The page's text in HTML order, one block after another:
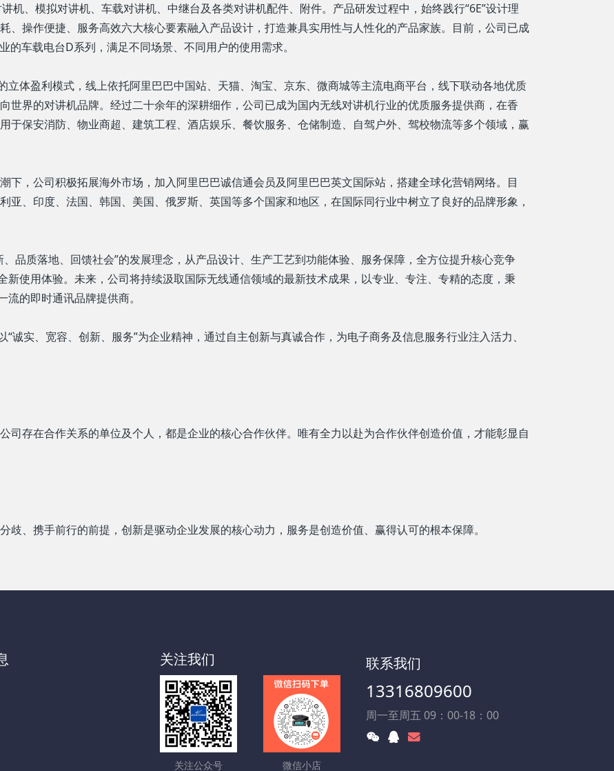
机、模拟对讲机、车载对讲机、中继台及各类对讲机配件、附件。产品研发过程中，始终践行“6E”设计理
、操作便捷、服务高效六大核心要素融入产品设计，打造兼具实用性与人性化的产品家族。目前，公司已成
车载电台D系列，满足不同场景、不同用户的使用需求。
立体盈利模式，线上依托阿里巴巴中国站、天猫、淘宝、京东、微商城等主流电商平台，线下联动各地优质
世界的对讲机品牌。经过二十余年的深耕细作，公司已成为国内无线对讲机行业的优质服务提供商，在香
于保安消防、物业商超、建筑工程、酒店娱乐、餐饮服务、仓储制造、自驾户外、驾校物流等多个领域，赢
下，公司积极拓展海外市场，加入阿里巴巴诚信通会员及阿里巴巴英文国际站，搭建全球化营销网络。目
亚、印度、法国、韩国、美国、俄罗斯、英国等多个国家和地区，在国际同行业中树立了良好的品牌形象，
品质落地、回馈社会”的发展理念，从产品设计、生产工艺到功能体验、服务保障，全方位提升核心竞争
新使用体验。未来，公司将持续汲取国际无线通信领域的最新技术成果，以专业、专注、专精的态度，秉
的即时通讯品牌提供商。
诚实、宽容、创新、服务”为企业精神，通过自主创新与真诚合作，为电子商务及信息服务行业注入活力、
司存在合作关系的单位及个人，都是企业的核心合作伙伴。唯有全力以赴为合作伙伴创造价值，才能彰显自
歧、携手前行的前提，创新是驱动企业发展的核心动力，服务是创造价值、赢得认可的根本保障。
关注我们
关注公众号 微信小店
联系我们
13316809600
周一至周五 09：00-18：00